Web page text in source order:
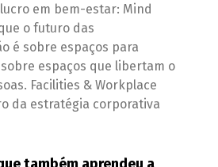
em bem-estar: Mind
o futuro das
é sobre espaços para
espaços que libertam o
Facilities & Workplace
da estratégia corporativa
também aprendeu a